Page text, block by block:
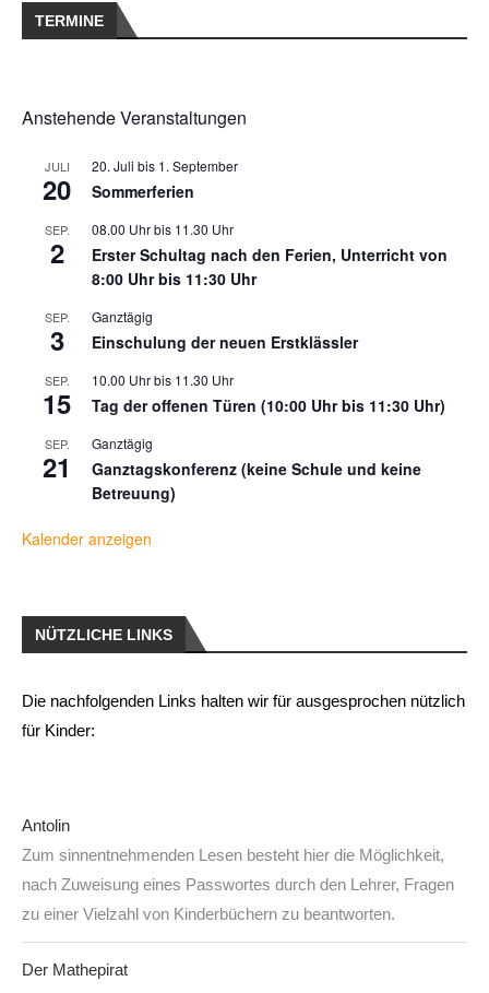
TERMINE
Anstehende Veranstaltungen
JULI
20
20. Juli bis 1. September
Sommerferien
SEP.
2
08.00 Uhrbis 11.30 Uhr
Erster Schultag nach den Ferien, Unterricht von
8:00 Uhr bis 11:30 Uhr
SEP.
3
Ganztägig
Einschulung der neuen Erstklässler
SEP.
15
10.00 Uhrbis 11.30 Uhr
Tag der offenen Türen (10:00 Uhr bis 11:30 Uhr)
SEP.
21
Ganztägig
Ganztagskonferenz (keine Schule und keine
Betreuung)
Kalender anzeigen
NÜTZLICHE LINKS
Die nachfolgenden Links halten wir für ausgesprochen nützlich
für Kinder:
Antolin
Zum sinnentnehmenden Lesen besteht hier die Möglichkeit,
nach Zuweisung eines Passwortes durch den Lehrer, Fragen
zu einer Vielzahl von Kinderbüchern zu beantworten.
Der Mathepirat